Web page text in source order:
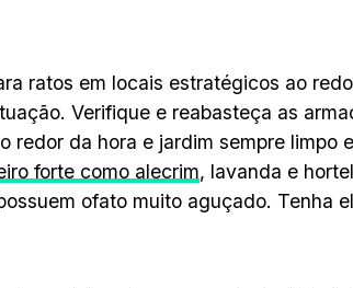
ratos em locais estratégicos ao
Verifique e reabasteça as
redor da hora e jardim sempre limpo
forte como alecrim, lavanda e
ofato muito aguçado. Tenha